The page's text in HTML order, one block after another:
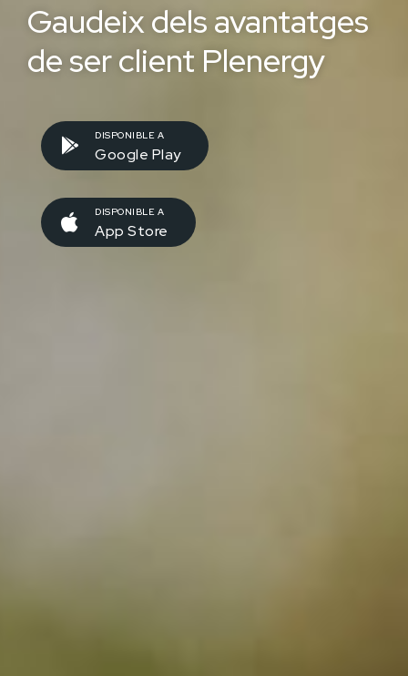
Gaudeix dels avantatges
de ser client Plenergy
DISPONIBLE A
Google Play
DISPONIBLE A
App Store